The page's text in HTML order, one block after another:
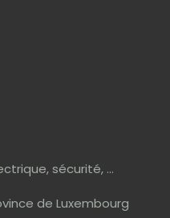
sécurité, ...
de Luxembourg